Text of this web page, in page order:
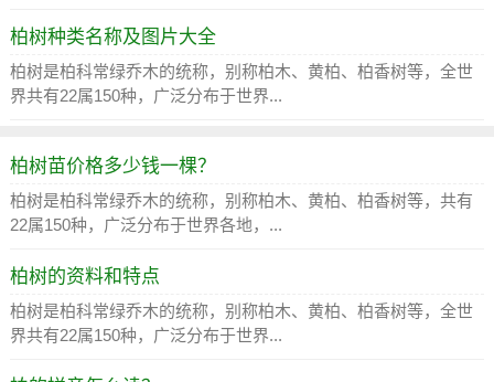
柏树种类名称及图片大全
柏树是柏科常绿乔木的统称，别称柏木、黄柏、柏香树等，全世
界共有22属150种，广泛分布于世界...
柏树苗价格多少钱一棵？
柏树是柏科常绿乔木的统称，别称柏木、黄柏、柏香树等，共有
22属150种，广泛分布于世界各地，...
柏树的资料和特点
柏树是柏科常绿乔木的统称，别称柏木、黄柏、柏香树等，全世
界共有22属150种，广泛分布于世界...